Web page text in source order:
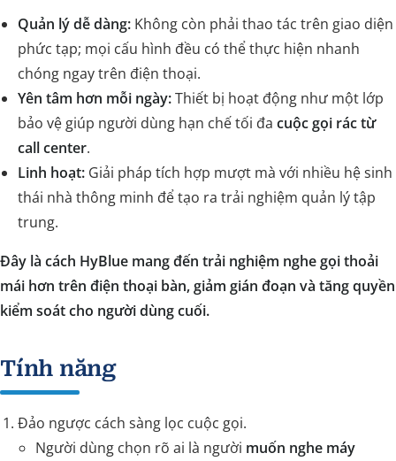
Quản lý dễ dàng: Không còn phải thao tác trên giao diện
phức tạp; mọi cấu hình đều có thể thực hiện nhanh
chóng ngay trên điện thoại.
Yên tâm hơn mỗi ngày:Thiết bị hoạt động như một lớp
bảo vệ giúp người dùng hạn chế tối đa cuộc gọi rác từ
call center.
Linh hoạt: Giải pháp tích hợp mượt mà với nhiều hệ sinh
thái nhà thông minh để tạo ra trải nghiệm quản lý tập
trung.
Đây là cách HyBlue mang đến trải nghiệm nghe gọi thoải
mái hơn trên điện thoại bàn, giảm gián đoạn và tăng quyền
kiểm soát cho người dùng cuối.
Tính năng
Đảo ngược cách sàng lọc cuộc gọi.
Người dùng chọn rõ ai là người muốn nghe máy